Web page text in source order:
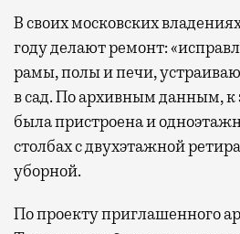
В своих московских
году делают ремонт:
рамы, полы и печи,
в сад. По архивным данным, к
была пристроена и
столбах с двухэтажной
уборной.
По проекту приглашенного